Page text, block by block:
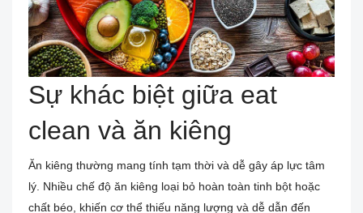
Sự khác biệt giữa eat
clean và ăn kiêng
Ăn kiêng thường mang tính tạm thời và dễ gây áp lực tâm
lý. Nhiều chế độ ăn kiêng loại bỏ hoàn toàn tinh bột hoặc
chất béo, khiến cơ thể thiếu năng lượng và dễ dẫn đến